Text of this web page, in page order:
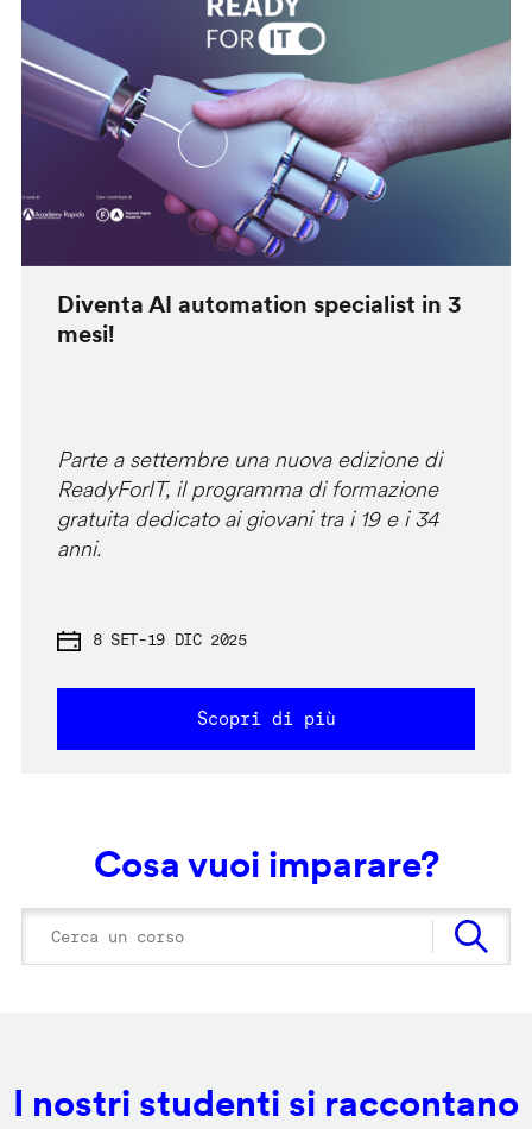
Diventa AI automation specialist in 3
mesi!
Parte a settembre una nuova edizione di
ReadyForIT, il programma di formazione
gratuita dedicato ai giovani tra i 19 e i 34
anni.
8 SET-19 DIC 2025
Scopri di più
Cosa vuoi imparare?
I nostri studenti si raccontano